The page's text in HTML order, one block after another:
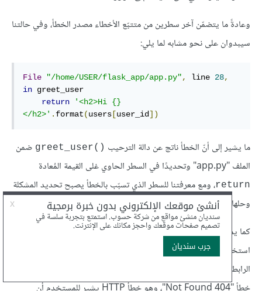
وعادةً ما يتضمّن آخر سطرين من متتبّع الأخطاء مصدر الخطأ، وفي حالتنا
سيبدوان على نحو مشابه لما يلي:
File "/home/USER/flask_app/app.py", line 28,
in greet_user
return
'<h2>Hi {}
</h2>' . format(users [user_id])
ما يشير إلى أنّ الخطأ ناتج عن دالة الترحيب ()greet_user
ضمن
الملف "app.py" وتحديدًا في السطر الحاوي غلى القيمة المُعادة
return، ومع معرفتنا للسطر الذي تسبّب بالخطأ يصبح تحديد المشكلة
وحلها أسهل.
كما يمكننا لتجنّب توقّف عمل التطبيق في حالات مشابهة لهذه الحالة
الرابط المطلوب على دليل خارج مجال القائمة يتلقى المستخدم عبارة